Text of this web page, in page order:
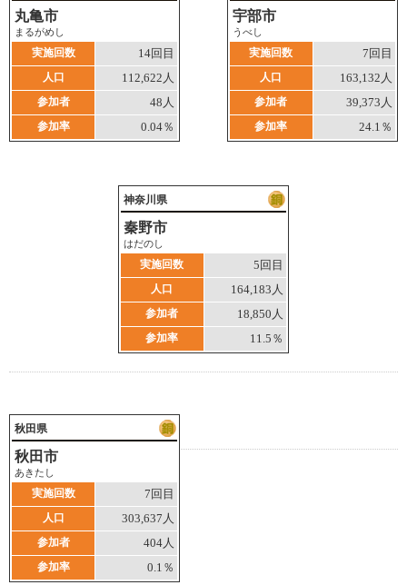
丸亀市
まるがめし
実施回数 14回目
人口 112,622人
参加者 48人
参加率 0.04％
宇部市
うべし
実施回数 7回目
人口 163,132人
参加者 39,373人
参加率 24.1％
神奈川県
秦野市
はだのし
実施回数 5回目
人口 164,183人
参加者 18,850人
参加率 11.5％
秋田県
秋田市
あきたし
実施回数 7回目
人口 303,637人
参加者 404人
参加率 0.1％